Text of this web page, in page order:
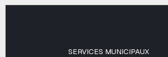
SERVICES MUNICIPAUX